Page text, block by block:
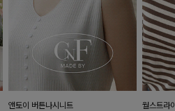
앤토이 버튼나시니트 월스트라